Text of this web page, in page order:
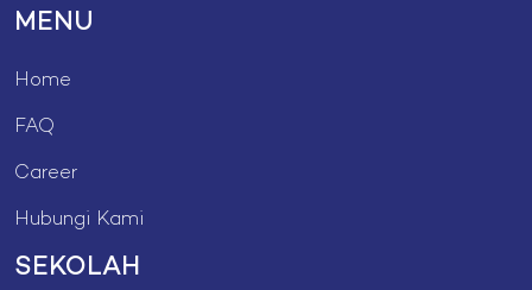
MENU
Home
FAQ
Career
Hubungi Kami
SEKOLAH